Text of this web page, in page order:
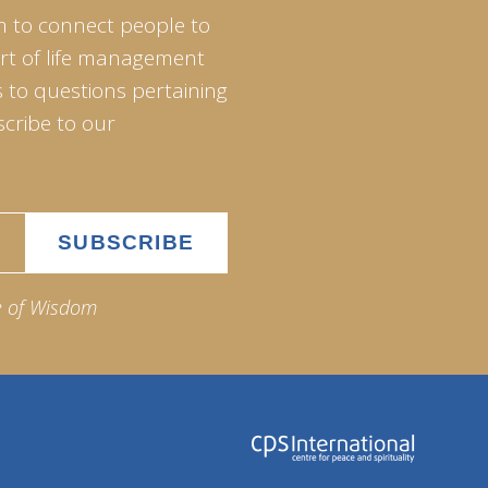
to connect people to
of life management
questions pertaining
to our
of Wisdom